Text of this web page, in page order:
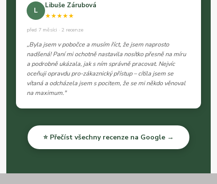
L
Libuše Zárubová
★★★★★
před 7 měsíci · 2 recenze
„Byla jsem v pobočce a musím říct, že jsem naprosto
nadšená! Paní mi ochotně nastavila nosítko přesně na míru
a podrobně ukázala, jak s ním správně pracovat. Nejvíc
oceňuji opravdu pro-zákaznický přístup – cítila jsem se
vítaná a odcházela jsem s pocitem, že se mi někdo věnoval
na maximum."
⭐ Přečíst všechny recenze na Google →